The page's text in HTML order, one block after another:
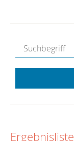
Ergebnisliste